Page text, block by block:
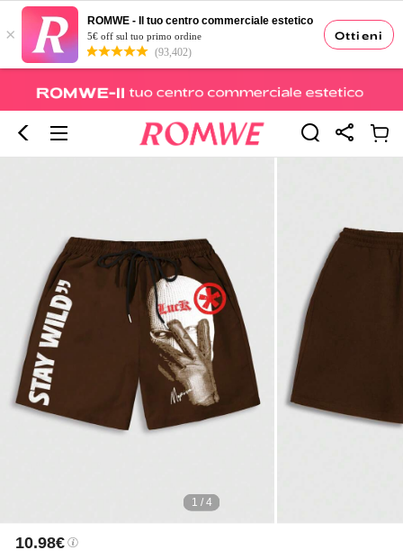
Ottieni
×
ROMWE - Il tuo centro commerciale estetico
5€ off sul tuo primo ordine
(93,402)
1 / 4
10.98€